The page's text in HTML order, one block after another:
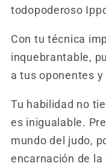
todopoderoso
Con tu técnica
inquebrantable,
a tus oponentes
Tu habilidad no
es inigualable.
mundo del judo,
encarnación de la